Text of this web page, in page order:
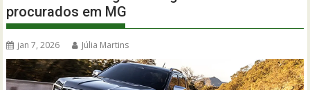
procurados em MG
jan 7, 2026 Júlia Martins